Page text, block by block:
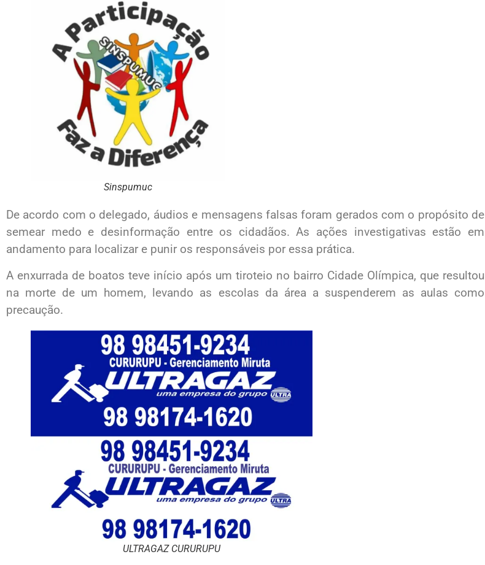
Sinspumuc
De acordo com o delegado, áudios e mensagens falsas foram gerados com o propósito de
semear medo e desinformação entre os cidadãos. As ações investigativas estão em
andamento para localizar e punir os responsáveis por essa prática.
A enxurrada de boatos teve início após um tiroteio no bairro Cidade Olímpica, que resultou
na morte de um homem, levando as escolas da área a suspenderem as aulas como
precaução.
ULTRAGAZ CURURUPU